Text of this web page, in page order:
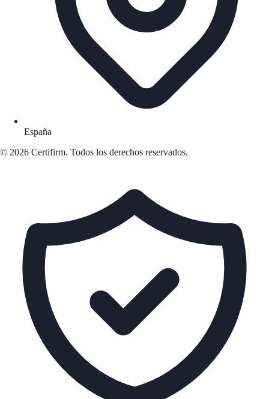
España
© 2026 Certifirm. Todos los derechos reservados.